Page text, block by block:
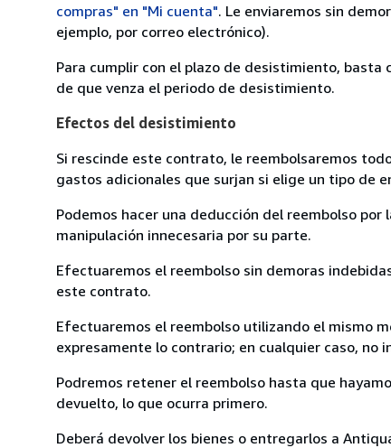
compras" en "Mi cuenta". Le enviaremos sin
ejemplo, por correo electrónico).
Para cumplir con el plazo de desistimiento,
de que venza el periodo de desistimiento.
Efectos del desistimiento
Si rescinde este contrato, le reembolsaremos
gastos adicionales que surjan si elige un tipo de
Podemos hacer una deducción del reembolso
manipulación innecesaria por su parte.
Efectuaremos el reembolso sin demoras
este contrato.
Efectuaremos el reembolso utilizando el mismo
expresamente lo contrario; en cualquier caso, no
Podremos retener el reembolso hasta que
devuelto, lo que ocurra primero.
Deberá devolver los bienes o entregarlos a